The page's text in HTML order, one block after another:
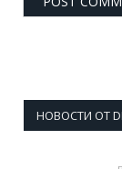
НОВОСТИ ОТ